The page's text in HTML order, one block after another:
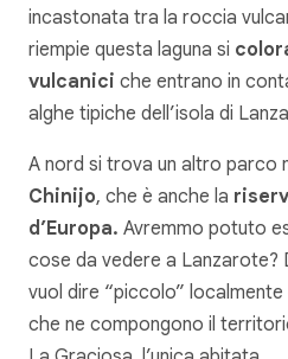
incastonata tra la roccia
riempie questa laguna si
vulcanici che entrano in
alghe tipiche dell’isola di
A nord si trova un altro parco
Chinijo, che è anche la
d’Europa. Avremmo potuto
cose da vedere a Lanzarote?
vuol dire “piccolo”
che ne compongono il